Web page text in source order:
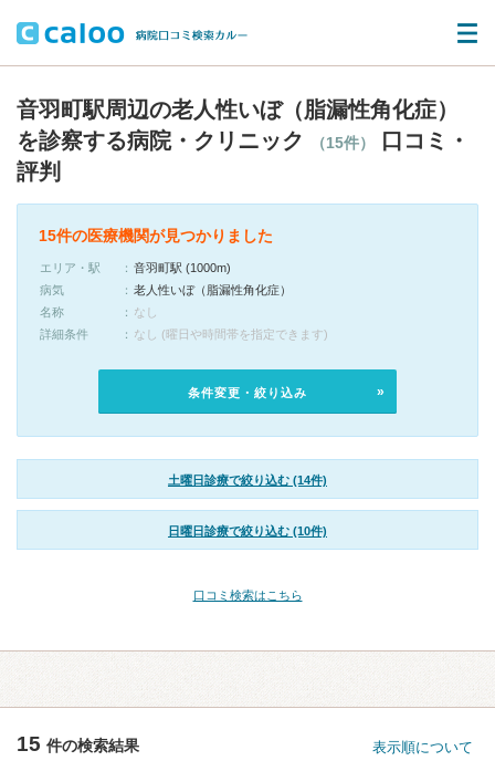
音羽町駅周辺の老人性いぼ（脂漏性角化症）
を診察する病院・クリニック
（15件）
口コミ・
評判
15件の医療機関が見つかりました
エリア・駅
音羽町駅 (1000m)
病気
老人性いぼ（脂漏性角化症）
名称
なし
詳細条件
なし (曜日や時間帯を指定できます)
条件変更・絞り込み
土曜日診療で絞り込む (14件)
日曜日診療で絞り込む (10件)
口コミ検索はこちら
15 件の検索結果 表示順について